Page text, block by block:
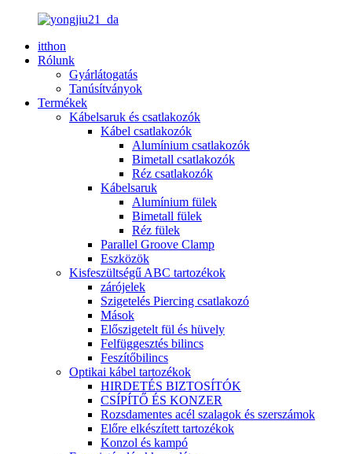
itthon
Rólunk
Gyárlátogatás
Tanúsítványok
Termékek
Kábelsaruk és csatlakozók
Kábel csatlakozók
Alumínium csatlakozók
Bimetall csatlakozók
Réz csatlakozók
Kábelsaruk
Alumínium fülek
Bimetall fülek
Réz fülek
Parallel Groove Clamp
Eszközök
Kisfeszültségű ABC tartozékok
zárójelek
Szigetelés Piercing csatlakozó
Mások
Előszigetelt fül és hüvely
Felfüggesztés bilincs
Feszítőbilincs
Optikai kábel tartozékok
HIRDETÉS BIZTOSÍTÓK
CSÍPÍTŐ ÉS KONZER
Rozsdamentes acél szalagok és szerszámok
Előre elkészített tartozékok
Konzol és kampó